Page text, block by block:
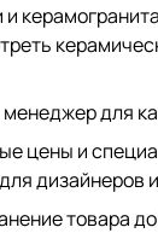
керамогранита
для
цены и
дизайнеров
товара до